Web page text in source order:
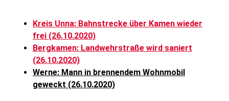
Kreis Unna: Bahnstrecke über Kamen wieder
frei (26.10.2020)
Bergkamen: Landwehrstraße wird saniert
(26.10.2020)
Werne: Mann in brennendem Wohnmobil
geweckt (26.10.2020)